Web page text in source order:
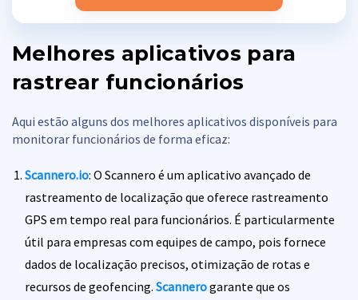
Melhores aplicativos para
rastrear funcionários
Aqui estão alguns dos melhores aplicativos disponíveis para
monitorar funcionários de forma eficaz:
Scannero.io: O Scannero é um aplicativo avançado de
rastreamento de localização que oferece rastreamento
GPS em tempo real para funcionários. É particularmente
útil para empresas com equipes de campo, pois fornece
dados de localização precisos, otimização de rotas e
recursos de geofencing. Scannerogarante que os